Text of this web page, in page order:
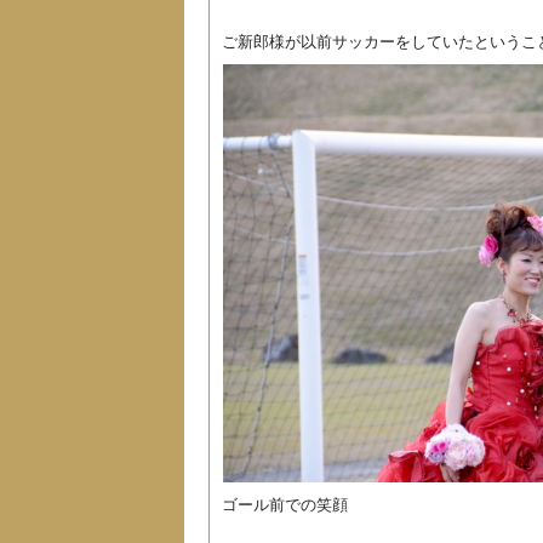
ご新郎様が以前サッカーをしていたというこ
ゴール前での笑顔